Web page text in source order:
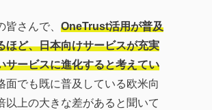
皆さんで、 OneTrust活用が普及
ほど、日本向けサービスが充実
サービスに進化すると考えてい
面でも既に普及している欧米向
以上の大きな差があると聞いて